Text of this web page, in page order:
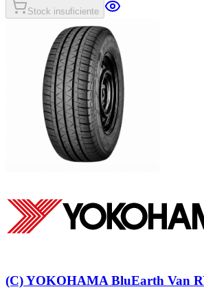
Stock insuficiente
(C) YOKOHAMA BluEarth Van